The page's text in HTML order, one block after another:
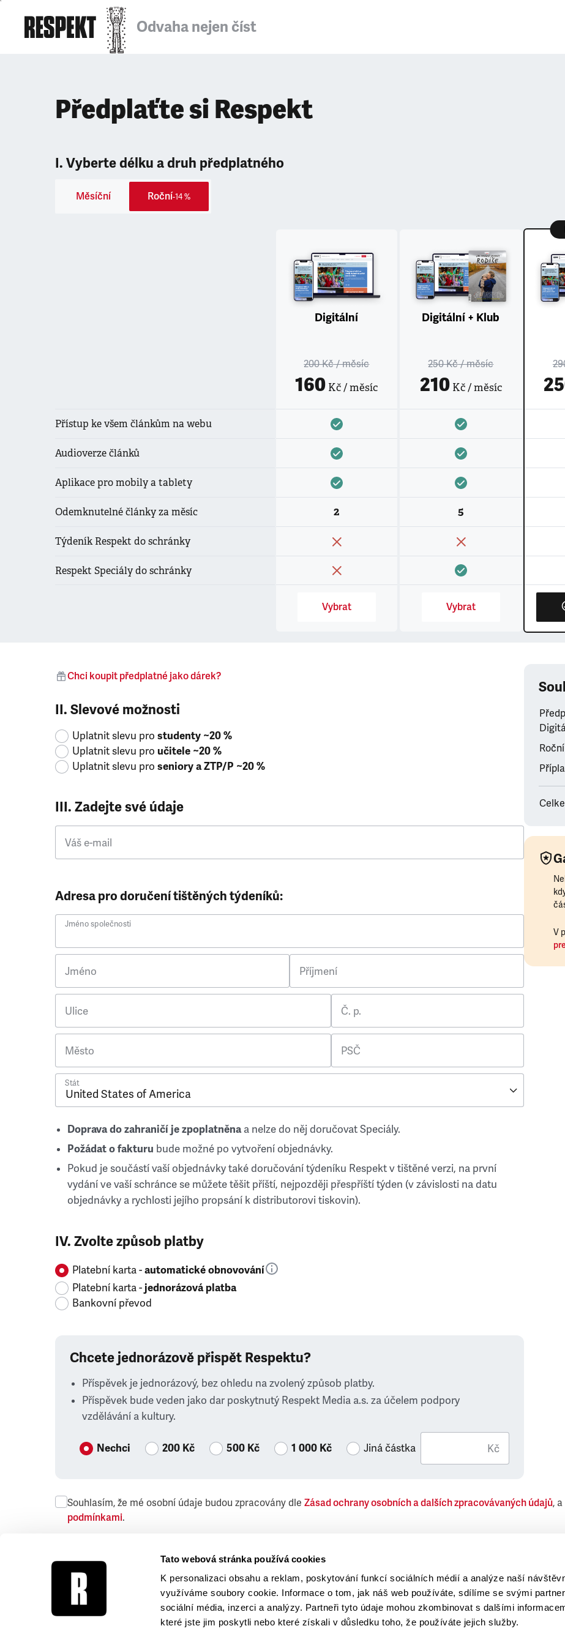
Tato webová stránka používá cookies
K personalizaci obsahu a reklam, poskytování funkcí sociálních médií a analýze naší
využíváme soubory cookie. Informace o tom, jak náš web používáte, sdílíme se svými
sociální média, inzerci a analýzy. Partneři tyto údaje mohou zkombinovat s dalšími
které jste jim poskytli nebo které získali v důsledku toho, že používáte jejich služby.
Odvaha nejen číst
Předplaťte si Respekt
I. Vyberte délku a druh předplatného
Měsíční Roční-14 %
Přístup ke všem článkům na webu
Audioverze článků
Aplikace pro mobily a tablety
Odemknutelné články za měsíc
Týdeník Respekt do schránky
Respekt Speciály do schránky
Digitální
200 Kč/ měsíc
160 Kč / měsíc
2
Vybrat
Digitální + Klub
250 Kč/ měsíc
210Kč / měsíc
5
Vybrat
Chci koupit předplatné jako dárek?
II. Slevové možnosti
Uplatnit slevu pro studenty ~20 %
Uplatnit slevu pro učitele ~20 %
Uplatnit slevu pro seniory a ZTP/P ~20 %
III. Zadejte své údaje
Váš e-mail
Adresa pro doručení tištěných týdeníků:
Jméno společnosti
Jméno Příjmení
Ulice Č. p.
Město PSČ
Stát
Doprava do zahraničí je zpoplatněnaa nelze do něj doručovat Speciály.
Požádat o fakturu bude možné po vytvoření objednávky.
Pokud je součástí vaší objednávky také doručování týdeníku Respekt v tištěné verzi, na první
vydání ve vaší schránce se můžete těšit příští, nejpozději přespříští týden (v závislosti na datu
objednávky a rychlosti jejího propsání k distributorovi tiskovin).
IV. Zvolte způsob platby
Platební karta -automatické obnovování
Platební karta -jednorázová platba
Bankovní převod
Chcete jednorázově přispět Respektu?
Příspěvek je jednorázový, bez ohledu na zvolený způsob platby.
Příspěvek bude veden jako dar poskytnutý Respekt Media a.s. za účelem podpory
vzdělávání a kultury.
Nechci 200 Kč 500 Kč 1 000 Kč Jiná částka Kč
V
Souhlasím, že mé osobní údaje budou zpracovány dle Zásad ochrany osobních a dalších zpracovávaných údajů,
podmínkami.